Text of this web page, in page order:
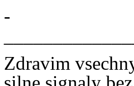
­
Zdravim